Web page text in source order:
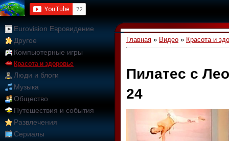
Eurovision Евровидение
Другое
Компьютерные игры
Красота и здоровье
Люди и блоги
Музыка
Общество
Путешествия и события
Развлечения
Сериалы
Главная » Видео » Красота и
Пилатес с
24